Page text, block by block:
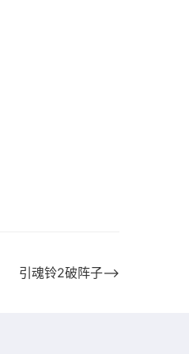
引魂铃2破阵子⟶